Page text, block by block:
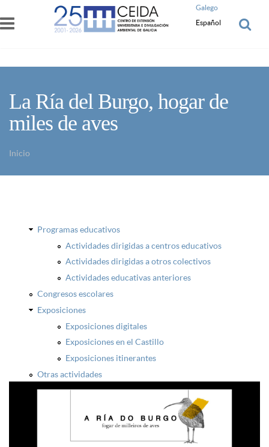
Pasar al contenido principal
Galego
Español
La Ría del Burgo, hogar de
miles de aves
Inicio
Programas educativos
Actividades dirigidas a centros educativos
Actividades dirigidas a otros colectivos
Actividades educativas anteriores
Congresos escolares
Exposiciones
Exposiciones digitales
Exposiciones en el Castillo
Exposiciones itinerantes
Otras actividades